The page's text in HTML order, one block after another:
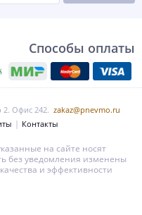
Способы оплаты
2. Офис 242. zakaz@pnevmo.ru
Контакты
на сайте носят
без уведомления изменены
и эффективности